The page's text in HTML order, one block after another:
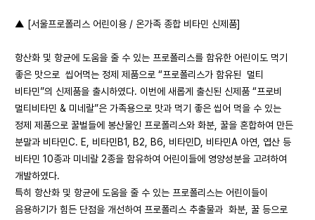
▲ [서울프로폴리스 어린이용 / 온가족 종합 비타민 신제품]
항산화 및 항균에 도움을 줄 수 있는 프로폴리스를 함유한 어린이도 먹기
좋은 맛으로 씹어먹는 정제 제품으로 “프로폴리스가 함유된 멀티
비타민”의 신제품을 출시하였다. 이번에 새롭게 출신된 신제품 “프로비
멀티비타민 & 미네랄”은 가족용으로 맛과 먹기 좋은 씹어 먹을 수 있는
정제 제품으로 꿀벌들에 봉산물인 프로폴리스와 화분, 꿀을 혼합하여 만든
분말과 비타민C. E, 비타민B1, B2, B6, 비타민D, 비타민A 아연, 엽산 등
비타민 10종과 미네랄 2종을 함유하여 어린이들에 영양성분을 고려하여
개발하였다.
특히 항산화 및 항균에 도움을 줄 수 있는 프로폴리스는 어린이들이
음용하기가 힘든 단점을 개선하여 프로폴리스 추출물과 화분, 꿀 등으로